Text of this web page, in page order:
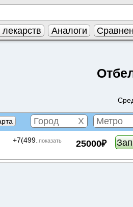
Аналоги
X
25000₽
+7(499 ..показать